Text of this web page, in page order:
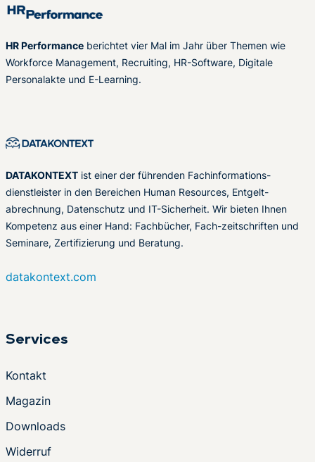
HR Performance berichtet vier Mal im Jahr über Themen wie
Workforce Management, Recruiting, HR-Software, Digitale
Personalakte und E-Learning.
DATAKONTEXT ist einer der führenden Fachinformations-
dienstleister in den Bereichen Human Resources, Entgelt-
abrechnung, Datenschutz und IT-Sicherheit. Wir bieten Ihnen
Kompetenz aus einer Hand: Fachbücher, Fach-zeitschriften und
Seminare, Zertifizierung und Beratung.
datakontext.com
Services
Kontakt
Magazin
Downloads
Widerruf